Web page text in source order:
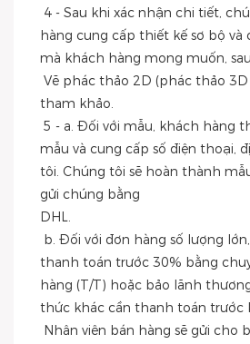
hàng cung cấp thiết kế sơ bộ và
mà khách hàng mong muốn,
tham khảo.
mẫu và cung cấp số điện thoại,
tôi. Chúng tôi sẽ hoàn thành
gửi chúng bằng
DHL.
thanh toán trước 30% bằng
hàng (T/T) hoặc bảo lãnh
thức khác cần thanh toán trước